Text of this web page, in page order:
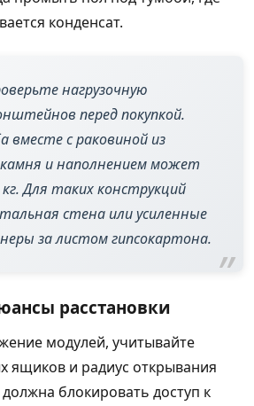
конденсат.
нагрузочную
перед покупкой.
вместе с раковиной из
камня и наполнением может
Для таких конструкций
стена или усиленные
за листом гипсокартона.
расстановки
модулей, учитывайте
ящиков и радиус открывания
блокировать доступ к